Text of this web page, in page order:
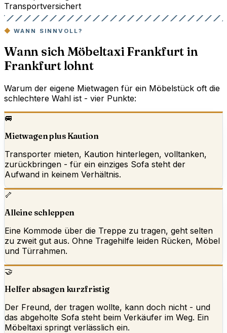
Transportversichert
WANN SINNVOLL?
Wann sich Möbeltaxi Frankfurt in
Frankfurt lohnt
Warum der eigene Mietwagen für ein Möbelstück oft die
schlechtere Wahl ist - vier Punkte:
🚐
Mietwagen plus Kaution
Transporter mieten, Kaution hinterlegen, volltanken,
zurückbringen - für ein einziges Sofa steht der
Aufwand in keinem Verhältnis.
🦴
Alleine schleppen
Eine Kommode über die Treppe zu tragen, geht selten
zu zweit gut aus. Ohne Tragehilfe leiden Rücken, Möbel
und Türrahmen.
🤝
Helfer absagen kurzfristig
Der Freund, der tragen wollte, kann doch nicht - und
das abgeholte Sofa steht beim Verkäufer im Weg. Ein
Möbeltaxi springt verlässlich ein.